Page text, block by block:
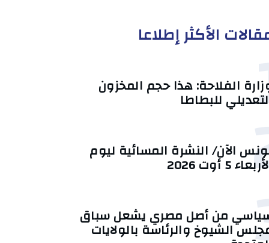
الأكثر إطلاعا
الفلاحة: هذا حجم المخزون
للبطاطا
الآن/ النشرة المسائية ليوم
5 أوت 2026
من أصل مصري يشعل سباق
الشيوخ والرئاسة بالولايات